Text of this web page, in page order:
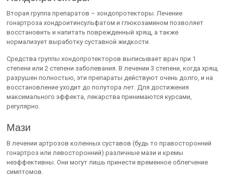
Вторая группа препаратов – хондопротекторы. Лечение
гонартроза хондроитинсульфатом и глюкозамином позволяет
восстановить и напитать поврежденный хрящ, а также
нормализует выработку суставной жидкости.
Средства группы хондопротекторов выписывает врач при 1
степени или 2 степени заболевания. В лечении 3 степени, когда хрящ
разрушен полностью, эти препараты действуют очень долго, и на
восстановление уходит до полутора лет. Для достижения
максимального эффекта, лекарства принимаются курсами,
регулярно.
Мази
В лечении артрозов коленных суставов (будь то правосторонний
гонартроз или левосторонний) различные мази и кремы
неэффективны. Они могут лишь принести временное облегчение
симптомов.